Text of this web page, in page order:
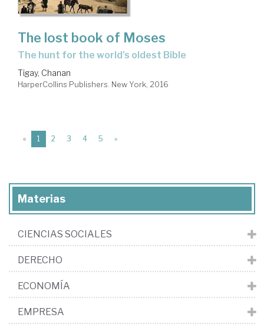
The lost book of Moses
the hunt for the world's oldest Bible
Tigay, Chanan
HarperCollins Publishers. New York, 2016
« 1 (current)
2 3 4 5 »
Materias
CIENCIAS SOCIALES
DERECHO
ECONOMÍA
EMPRESA